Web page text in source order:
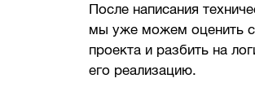
После написания
мы уже можем оценить
проекта и разбить на
его реализацию.